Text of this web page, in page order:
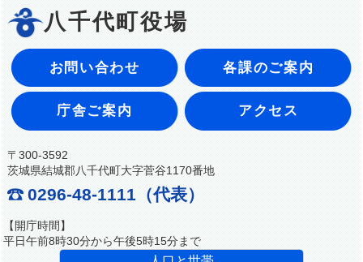
八千代町役場
お問い合わせ 各課のご案内
庁舎ご案内 アクセス
〒300-3592
茨城県結城郡八千代町大字菅谷1170番地
0296-48-1111（代表）
【開庁時間】
平日午前8時30分から午後5時15分まで